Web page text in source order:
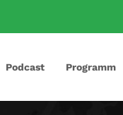
Podcast Programm